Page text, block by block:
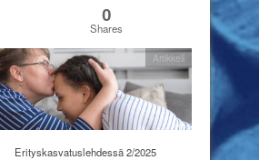
0
Shares
Artikkeli
Erityskasvatuslehdessä 2/2025